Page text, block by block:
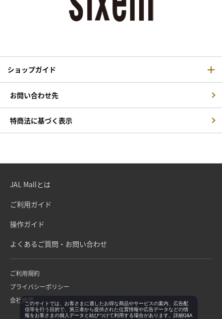
ショップガイド
お問い合わせ先
特商法に基づく表示
JAL Mallとは
ご利用ガイド
操作ガイド
よくあるご質問・お問い合わせ
ご利用規約
プライバシーポリシー
会社概要このサイトでは、お客さまに適したお得な商品やサービスの案内、広告配
信等を行う目的で、第三者から提供された位置情報や広告データなどの情
報をお客さまの個人データと結びつけて利用する場合があります。詳細Q&A